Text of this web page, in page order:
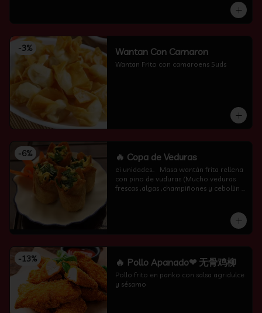
-3% Wantan Con Camaron
Wantan Frito con camaroens 5uds
-6% 🔥 Copa de Veduras
ei unidades..   Masa wantán frita rellena
con pino de vuduras (Mucho veduras
frescas ,algas ,champiñones y cebollin
-13% 🔥 Pollo Apanado❤ 无骨鸡柳
Pollo frito en panko con salsa agridulce
y sésamo